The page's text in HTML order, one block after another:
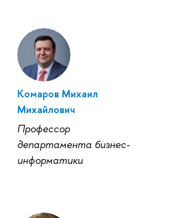
Комаров Михаил
Михайлович
Профессор
департамента бизнес-
информатики